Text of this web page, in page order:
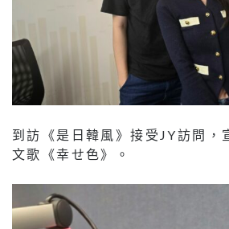
到訪《是日韓風》接受JY訪問，
文歌《幸せ色》。